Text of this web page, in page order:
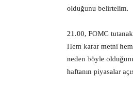
olduğunu belirtelim.
21.00, FOMC
Hem karar metni
neden böyle
haftanın piyasalar